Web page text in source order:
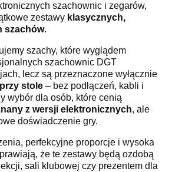
szachownic i zegarów,
zestawy klasycznych,
szachów.
szachy, które wyglądem
szachownic DGT
lecz są przeznaczone wyłącznie
stole – bez podłączeń, kabli i
wybór dla osób, które cenią
z wersji elektronicznych, ale
doświadczenie gry.
perfekcyjne proporcje i wysoka
że te zestawy będą ozdobą
sali klubowej czy prezentem dla